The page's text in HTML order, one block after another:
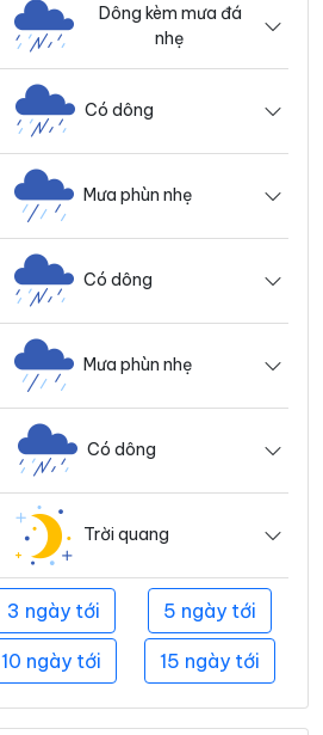
Dông kèm mưa đá
nhẹ
Có dông
Mưa phùn nhẹ
Có dông
Mưa phùn nhẹ
Có dông
Trời quang
3 ngày tới 5 ngày tới
10 ngày tới 15 ngày tới